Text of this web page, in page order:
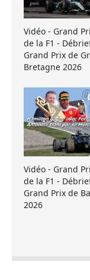
Vidéo - Grand
de la F1 -
Grand Prix de
Bretagne 2026
Vidéo - Grand
de la F1 -
Grand Prix de
2026